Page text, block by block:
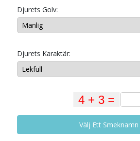
Djurets Golv:
Djurets Karaktär:
Välj Ett Smeknamn